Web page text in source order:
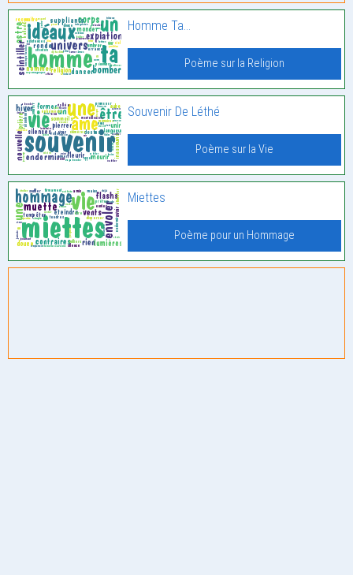
Homme Ta…
Poème sur la Religion
Souvenir De Léthé
Poème sur la Vie
Miettes
Poème pour un Hommage